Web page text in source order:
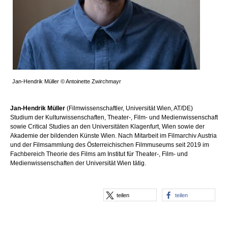
Jan-Hendrik Müller © Antoinette Zwirchmayr
Jan-Hendrik Müller (Filmwissenschaftler, Universität Wien, AT/DE)
Studium der Kulturwissenschaften, Theater-, Film- und Medienwissenschaft
sowie Critical Studies an den Universitäten Klagenfurt, Wien sowie der
Akademie der bildenden Künste Wien. Nach Mitarbeit im Filmarchiv Austria
und der Filmsammlung des Österreichischen Filmmuseums seit 2019 im
Fachbereich Theorie des Films am Institut für Theater-, Film- und
Medienwissenschaften der Universität Wien tätig.
teilen teilen